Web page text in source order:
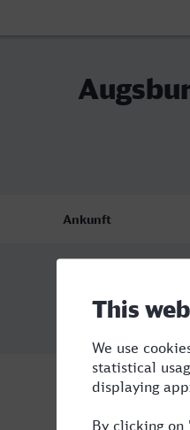
Ankunft
16.08.26